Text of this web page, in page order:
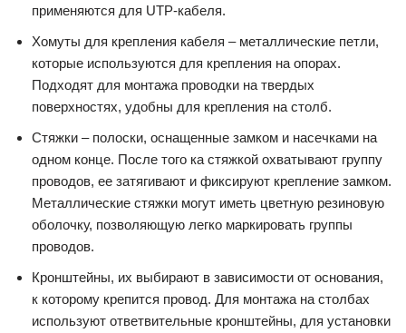
применяются для UTP-кабеля.
Хомуты для крепления кабеля – металлические петли,
которые используются для крепления на опорах.
Подходят для монтажа проводки на твердых
поверхностях, удобны для крепления на столб.
Стяжки – полоски, оснащенные замком и насечками на
одном конце. После того ка стяжкой охватывают группу
проводов, ее затягивают и фиксируют крепление замком.
Металлические стяжки могут иметь цветную резиновую
оболочку, позволяющую легко маркировать группы
проводов.
Кронштейны, их выбирают в зависимости от основания,
к которому крепится провод. Для монтажа на столбах
используют ответвительные кронштейны, для установки